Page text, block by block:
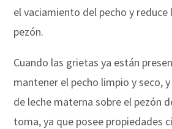
el vaciamiento del pecho y reduce
pezón.
Cuando las grietas ya están
mantener el pecho limpio y seco,
de leche materna sobre el pezón
toma, ya que posee propiedades